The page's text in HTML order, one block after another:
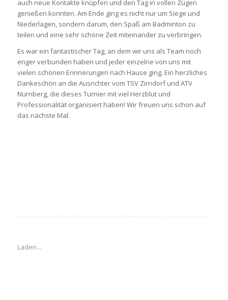
auch neue Kontakte knüpfen und den Tag in vollen Zügen
genießen konnten. Am Ende ging es nicht nur um Siege und
Niederlagen, sondern darum, den Spaß am Badminton zu
teilen und eine sehr schöne Zeit miteinander zu verbringen.
Es war ein fantastischer Tag, an dem wir uns als Team noch
enger verbunden haben und jeder einzelne von uns mit
vielen schönen Erinnerungen nach Hause ging. Ein herzliches
Dankeschön an die Ausrichter vom TSV Zirndorf und ATV
Nürnberg, die dieses Turnier mit viel Herzblut und
Professionalität organisiert haben! Wir freuen uns schon auf
das nächste Mal.
Laden...